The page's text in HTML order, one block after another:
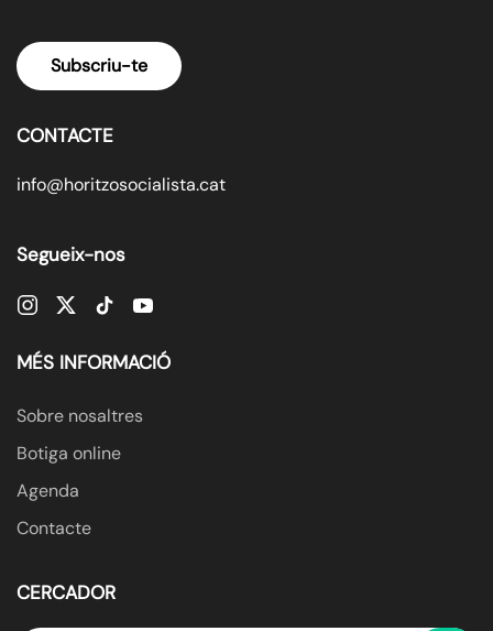
Subscriu-te
CONTACTE
info@horitzosocialista.cat
Segueix-nos
MÉS INFORMACIÓ
Sobre nosaltres
Botiga online
Agenda
Contacte
CERCADOR